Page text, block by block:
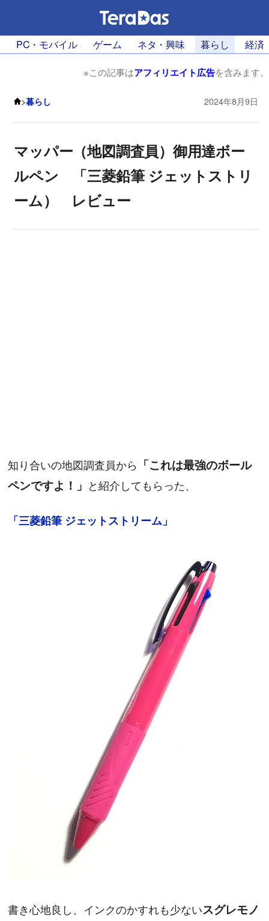
PC・モバイル ゲーム ネタ・興味 暮らし 経済
※この記事はアフィリエイト広告を含みます。
>暮らし 2024年8月9日
マッパー（地図調査員）御用達ボー
ルペン 「三菱鉛筆 ジェットストリ
ーム） レビュー
知り合いの地図調査員から 「これは最強のボール
ペンですよ！」 と紹介してもらった、
「三菱鉛筆 ジェットストリーム」
書き心地良し、インクのかすれも少ないスグレモノ